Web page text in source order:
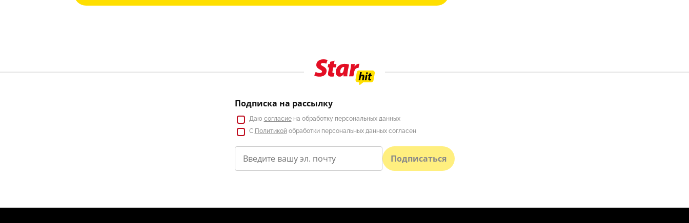
Подписка на рассылку
Даю согласиена обработку персональных данных
С Политикойобработки персональных данных согласен
Подписаться